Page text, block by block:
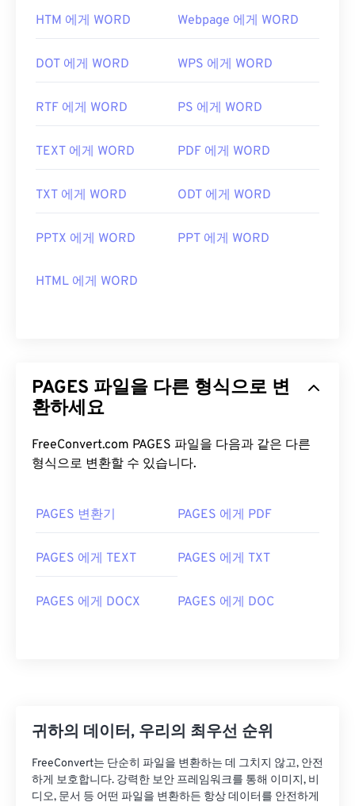
HTM 에게 WORD Webpage 에게 WORD
DOT 에게 WORD WPS 에게 WORD
RTF 에게 WORD PS 에게 WORD
TEXT 에게 WORD PDF 에게 WORD
TXT 에게 WORD ODT 에게 WORD
PPTX 에게 WORD PPT 에게 WORD
HTML 에게 WORD
PAGES 파일을 다른 형식으로 변
환하세요
FreeConvert.com PAGES 파일을 다음과 같은 다른
형식으로 변환할 수 있습니다.
PAGES 변환기 PAGES 에게 PDF
PAGES 에게 TEXT PAGES 에게 TXT
PAGES 에게 DOCX PAGES 에게 DOC
귀하의 데이터, 우리의 최우선 순위
FreeConvert는 단순히 파일을 변환하는 데 그치지 않고, 안전
하게 보호합니다. 강력한 보안 프레임워크를 통해 이미지, 비
디오, 문서 등 어떤 파일을 변환하든 항상 데이터를 안전하게